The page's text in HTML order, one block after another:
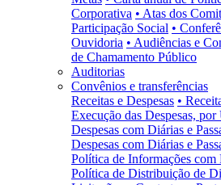
Corporativa • Atas dos
Participação Social •
Ouvidoria • Audiências e
de Chamamento Público
Auditorias
Convênios e transferências
Receitas e Despesas •
Execução das Despesas,
Despesas com Diárias e
Despesas com Diárias e
Política de Informações com
Política de Distribuição de